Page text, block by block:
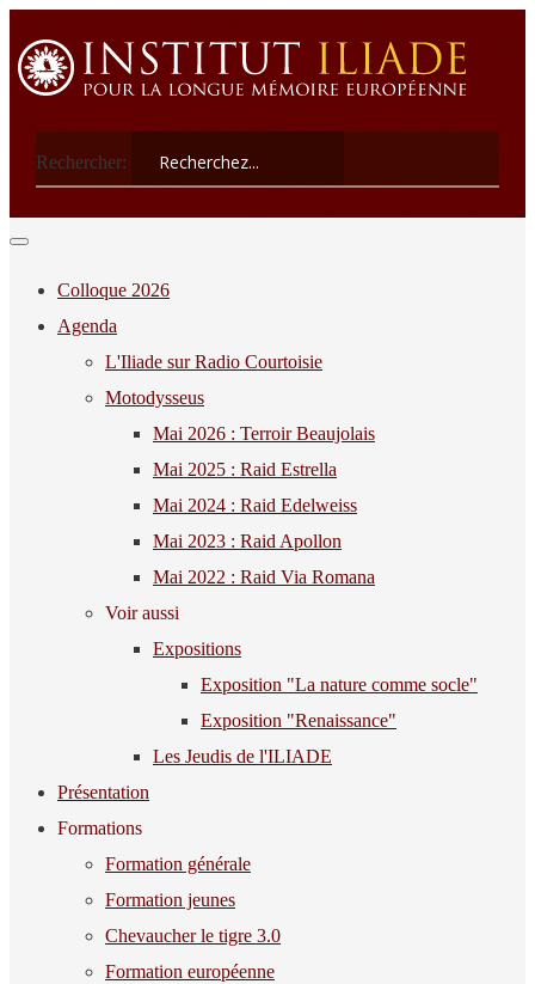
Rechercher:
Colloque 2026
Agenda
L'Iliade sur Radio Courtoisie
Motodysseus
Mai 2026 : Terroir Beaujolais
Mai 2025 : Raid Estrella
Mai 2024 : Raid Edelweiss
Mai 2023 : Raid Apollon
Mai 2022 : Raid Via Romana
Voir aussi
Expositions
Exposition "La nature comme socle"
Exposition "Renaissance"
Les Jeudis de l'ILIADE
Présentation
Formations
Formation générale
Formation jeunes
Chevaucher le tigre 3.0
Formation européenne